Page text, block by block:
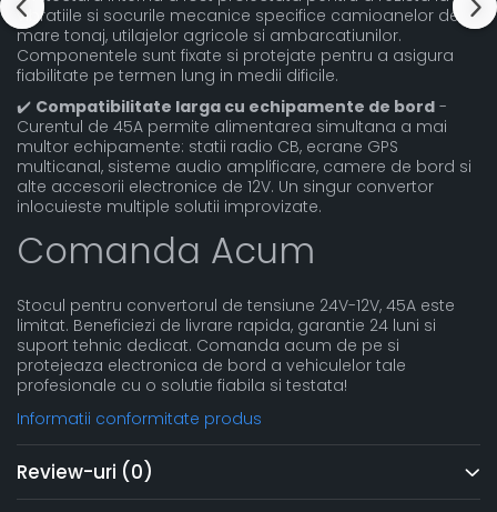
vibratiile si socurile mecanice specifice camioanelor de
mare tonaj, utilajelor agricole si ambarcatiunilor.
Componentele sunt fixate si protejate pentru a asigura
fiabilitate pe termen lung in medii dificile.
✔️ Compatibilitate larga cu echipamente de bord -
Curentul de 45A permite alimentarea simultana a mai
multor echipamente: statii radio CB, ecrane GPS
multicanal, sisteme audio amplificare, camere de bord si
alte accesorii electronice de 12V. Un singur convertor
inlocuieste multiple solutii improvizate.
Comanda Acum
Stocul pentru convertorul de tensiune 24V-12V, 45A este
limitat. Beneficiezi de livrare rapida, garantie 24 luni si
suport tehnic dedicat. Comanda acum de pe si
protejeaza electronica de bord a vehiculelor tale
profesionale cu o solutie fiabila si testata!
Informatii conformitate produs
Review-uri (0)